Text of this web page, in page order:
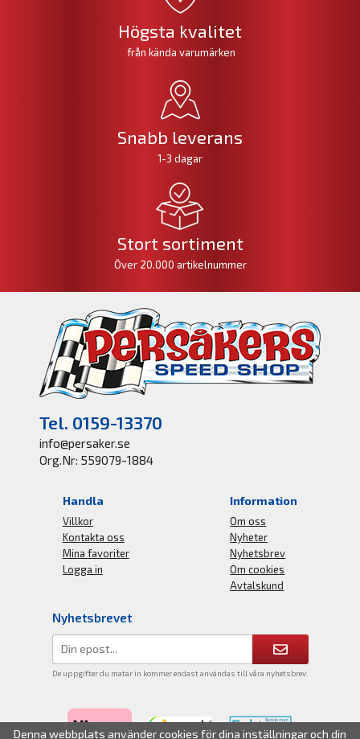
Högsta kvalitet
från kända varumärken
Snabb leverans
1-3 dagar
Stort sortiment
Över 20.000 artikelnummer
Tel. 0159-13370
info@persaker.se
Org.Nr: 559079-1884
Handla
Villkor
Kontakta oss
Mina favoriter
Logga in
Information
Om oss
Nyheter
Nyhetsbrev
Om cookies
Avtalskund
Nyhetsbrevet
De uppgifter du matar in kommer endast användas till våra nyhetsbrev.
Denna webbplats använder cookies för dina inställningar och din